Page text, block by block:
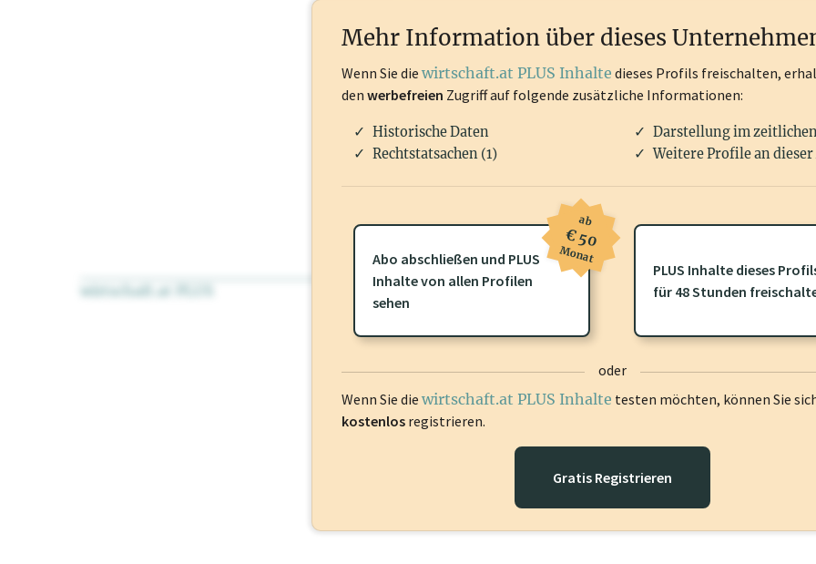
wirtschaft.at PLUS Für dieses Profil gibt es zusätzliche wirtschaft.at PLUS Inhaltedie Sie
frei oder loggen Sie sich ein um diese Inhalte zu sehen.
Mehr Information über dieses
Wenn Sie die wirtschaft.at PLUS Inhalte dieses Profils freischalten,
den werbefreien Zugriff auf folgende zusätzliche Informationen:
Historische Daten
Darstellung im
Rechtstatsachen (1)
Weitere Profile an dieser
Abo abschließen und PLUS
Inhalte von allen Profilen
sehen
ab
€ 50
Monat
PLUS Inhalte dieses
für 48 Stunden
oder
Wenn Sie die wirtschaft.at PLUS Inhalte testen möchten, können Sie
kostenlos registrieren.
Gratis Registrieren